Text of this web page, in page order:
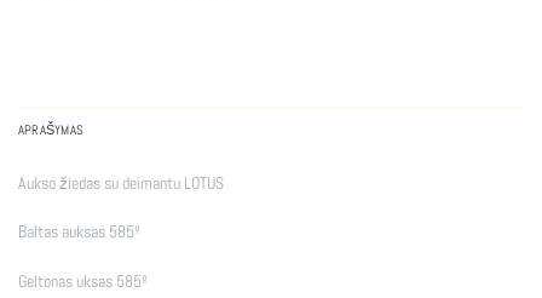
APRAŠYMAS
Aukso žiedas su deimantu LOTUS
Baltas auksas 585º
Geltonas uksas 585º